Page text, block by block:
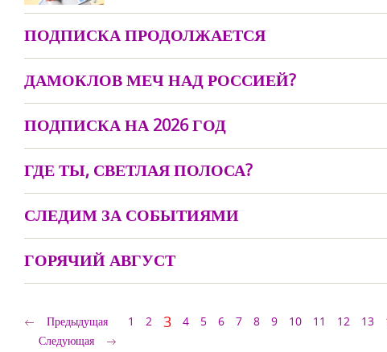
ПОДПИСКА ПРОДОЛЖАЕТСЯ
ДАМОКЛОВ МЕЧ НАД РОССИЕЙ?
ПОДПИСКА НА 2026 ГОД
ГДЕ ТЫ, СВЕТЛАЯ ПОЛОСА?
СЛЕДИМ ЗА СОБЫТИЯМИ
ГОРЯЧИЙ АВГУСТ
Предыдущая 1 2 3 4 5 6 7 8 9 10 11 12 13
Следующая